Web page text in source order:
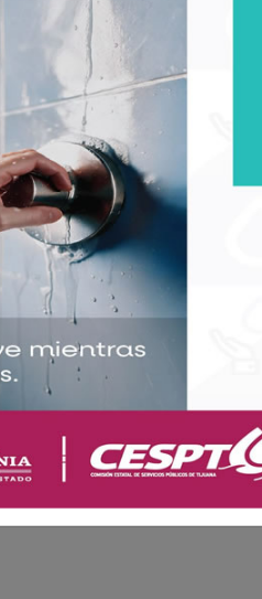
dentro de la
estado mencionando
de Julieta Ramírez,
y Jorge Ramos
Álvarez Cárdenas,
estarían poniendo estas
en los municipales